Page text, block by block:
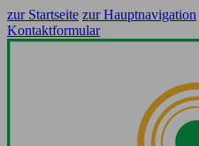
zur Startseite zur Hauptnavigation
Kontaktformular